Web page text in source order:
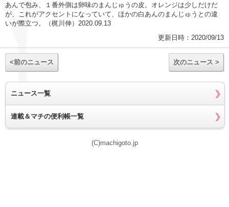
あんで包み、１番外側は卵味のまんじゅうの皮。オレンジは少しだけだ
が、これがアクセントになっていて、ほかの白あんのまんじゅうとの違
いが際立つ。（梶川伸）2020.09.13
更新日時：2020/09/13
<前のニュース 次のニュース >
ニュース一覧
連載＆マチの便利帳一覧
(C)machigoto.jp